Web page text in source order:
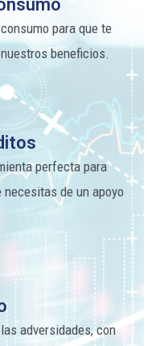
para que te
beneficios.
perfecta para
de un apoyo
adversidades, con